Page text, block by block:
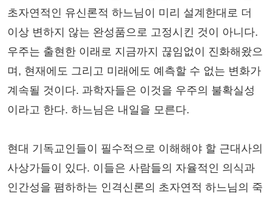
초자연적인 유신론적 하느님이 미리 설계한대로 더
이상 변하지 않는 완성품으로 고정시킨 것이 아니다.
우주는 출현한 이래로 지금까지 끊임없이 진화해왔으
며, 현재에도 그리고 미래에도 예측할 수 없는 변화가
계속될 것이다. 과학자들은 이것을 우주의 불확실성
이라고 한다. 하느님은 내일을 모른다.
현대 기독교인들이 필수적으로 이해해야 할 근대사의
사상가들이 있다. 이들은 사람들의 자율적인 의식과
인간성을 폄하하는 인격신론의 초자연적 하느님의 죽